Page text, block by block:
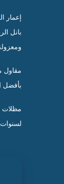
إعمار
بانل
مقاول
بأفضل
مظلات
لسنوات